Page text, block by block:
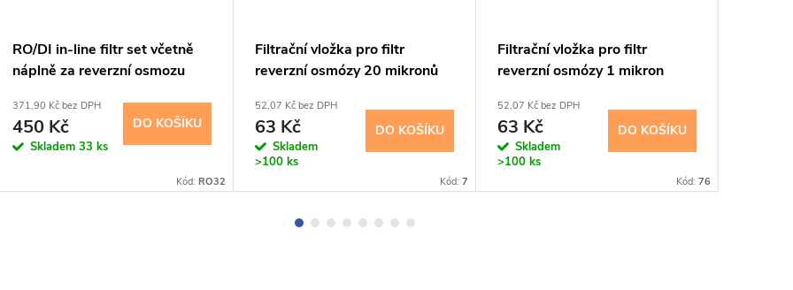
RO/DI in-line filtr set včetně
náplně za reverzní osmozu
371,90 Kč bez DPH
450 Kč
Skladem 33 ks
DO KOŠÍKU
Kód: RO32
Filtrační vložka pro filtr
reverzní osmózy 20 mikronů
52,07 Kč bez DPH
63 Kč
Skladem
>100 ks
DO KOŠÍKU
Kód: 7
Filtrační vložka pro filtr
reverzní osmózy 1 mikron
52,07 Kč bez DPH
63 Kč
Skladem
>100 ks
DO KOŠÍKU
Kód: 76